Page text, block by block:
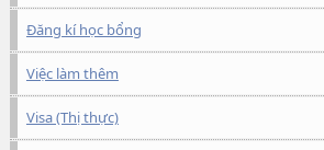
Đăng kí học bổng
Việc làm thêm
Visa (Thị thực)